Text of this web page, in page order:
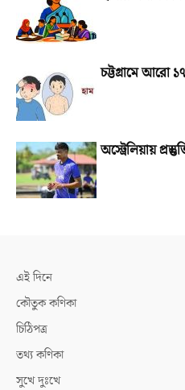
চট্টগ্রামে আরো
অস্ট্রেলিয়ায়
এই দিনে
কৌতুক কণিকা
চিঠিপত্র
তথ্য কণিকা
সুখে দুঃখে